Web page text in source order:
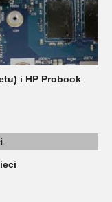
i HP Probook